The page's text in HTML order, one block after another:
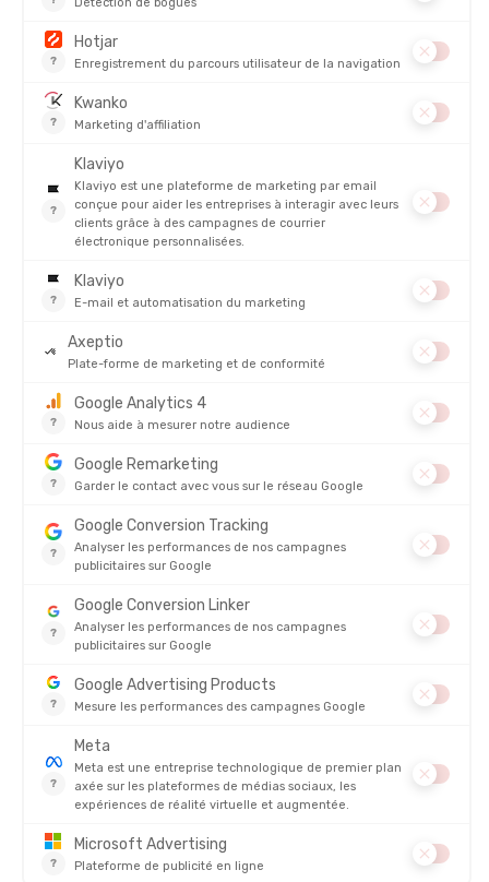
le vécu sportif.
consultez notre article pour savoir comment choisir votre
chaussure running minimaliste
Trail minimaliste femme : renouer avec la nature
Pour les amoureuses des sentiers, les chaussures minimalistes
femme adaptées au trail offrent une expérience unique. Elles
drop nul ou quasi nul, grande flexibilité – mais y ajoutent des
crampons pour accrocher sur les terrains naturels.
nature avec une intensité nouvelle. Chaque pierre, chaque
racine, chaque irrégularité du sol devient une information
immédiate. On apprend à courir avec le terrain plutôt que
contre lui, à ajuster ses pas avec précision et à se laisser guider
par ses sensations.
En montée, la légèreté des chaussures permet de garder un
rythme vif. En descente, la proximité du sol renforce la
stabilité et la confiance. Le trail minimaliste, c’est une façon
intime d’entrer en relation avec le paysage, d’écouter la terre
sous ses pieds et de se laisser porter par le relief.
Travailler l’équilibre et la proprioception.
les appuis.
Alterner minimalistes et chaussures plus classiques.
début, pour ne pas sursolliciter mollets et tendons.
Choisir un modèle adapté à ses terrains préférés.
Chemins
roulants, sentiers techniques ou montagneux.
Les modèles femme, à la différence des modèles homme, sont
souvent légèrement plus fins au niveau de la cheville et plus
prononcés au niveau du cou-de-pied pour suivre au mieux les
Bien choisir ses chaussures de course minimalistes femme
Chaque femme a une foulée, un vécu sportif et des objectifs